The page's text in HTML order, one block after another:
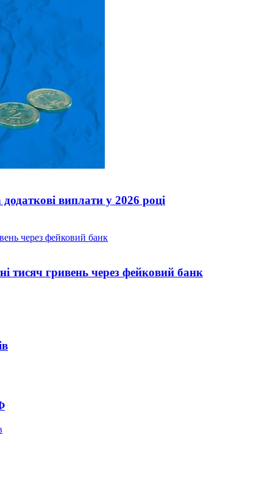
виплати у 2026 році
тисяч гривень через фейковий банк